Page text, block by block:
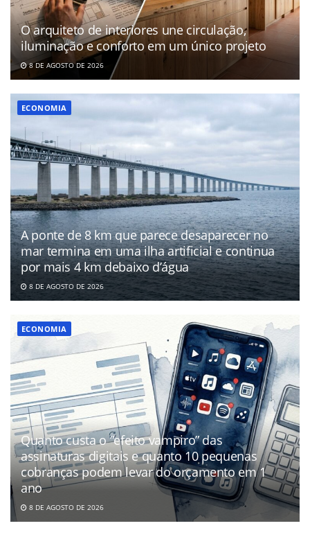
O arquiteto de interiores une circulação,
iluminação e conforto em um único projeto
8 DE AGOSTO DE 2026
ECONOMIA
A ponte de 8 km que parece desaparecer no
mar termina em uma ilha artificial e continua
por mais 4 km debaixo d’água
8 DE AGOSTO DE 2026
ECONOMIA
Quanto custa o “efeito vampiro” das
assinaturas digitais e quanto 10 pequenas
cobranças podem levar do orçamento em 1
ano
8 DE AGOSTO DE 2026